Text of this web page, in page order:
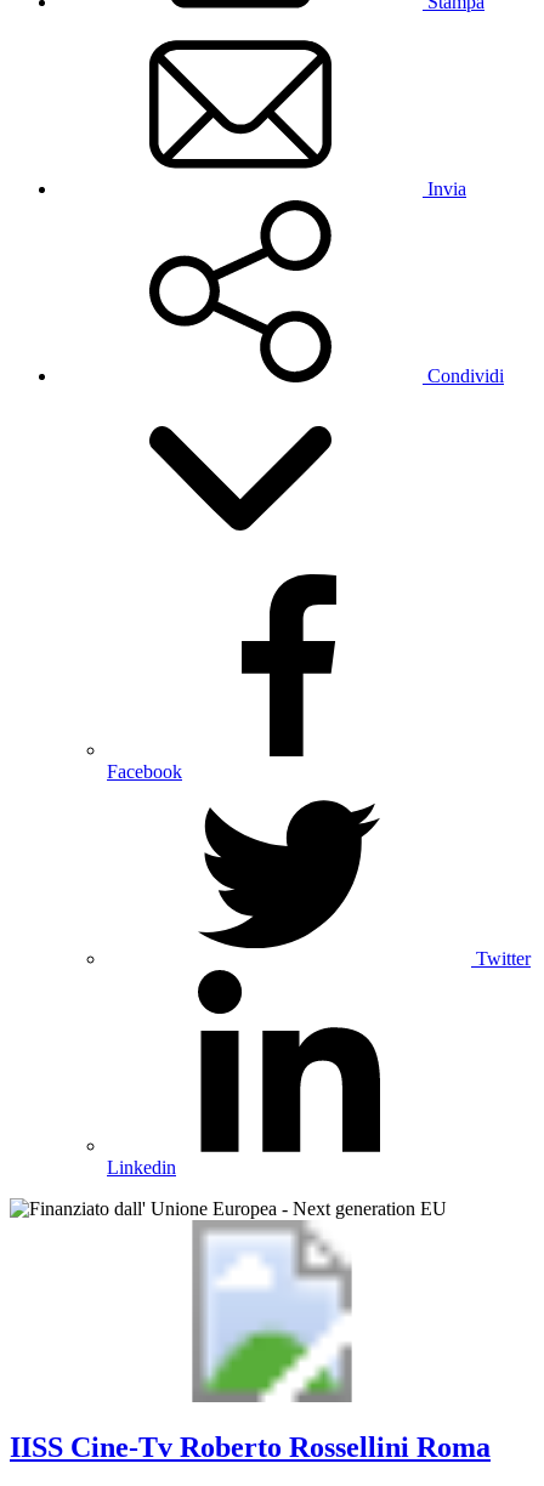
Invia
Condividi
Facebook
Twitter
Linkedin
IISS Cine-Tv Roberto Rossellini Roma